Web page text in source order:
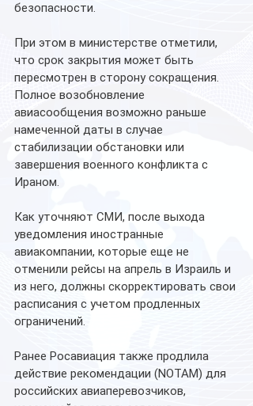
безопасности.
При этом в министерстве отметили,
что срок закрытия может быть
пересмотрен в сторону сокращения.
Полное возобновление
авиасообщения возможно раньше
намеченной даты в случае
стабилизации обстановки или
завершения военного конфликта с
Ираном.
Как уточняют СМИ, после выхода
уведомления иностранные
авиакомпании, которые еще не
отменили рейсы на апрель в Израиль и
из него, должны скорректировать свои
расписания с учетом продленных
ограничений.
Ранее Росавиация также продлила
действие рекомендации (NOTAM) для
российских авиаперевозчиков,